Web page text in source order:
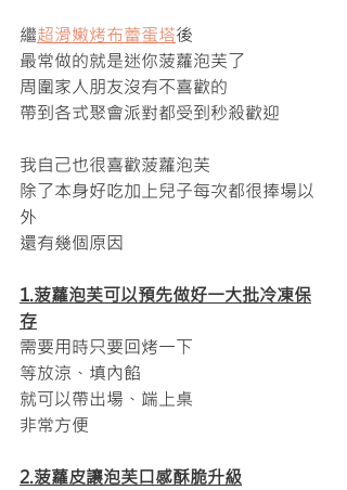
繼超滑嫩烤布蕾蛋塔後
最常做的就是迷你菠蘿泡芙了
周圍家人朋友沒有不喜歡的
帶到各式聚會派對都受到秒殺歡迎
我自己也很喜歡菠蘿泡芙
除了本身好吃加上兒子每次都很捧場以
外
還有幾個原因
1.菠蘿泡芙可以預先做好一大批冷凍保
存
需要用時只要回烤一下
等放涼、填內餡
就可以帶出場、端上桌
非常方便
2.菠蘿皮讓泡芙口感酥脆升級